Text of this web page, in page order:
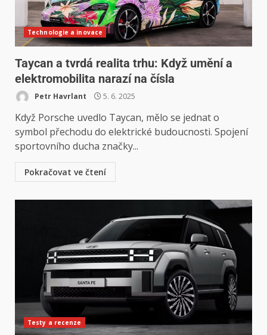
Technologie a inovace
Taycan a tvrdá realita trhu: Když umění a
elektromobilita narazí na čísla
Petr Havrlant 5. 6. 2025
Když Porsche uvedlo Taycan, mělo se jednat o
symbol přechodu do elektrické budoucnosti. Spojení
sportovního ducha značky...
Pokračovat ve čtení
Testy a recenze